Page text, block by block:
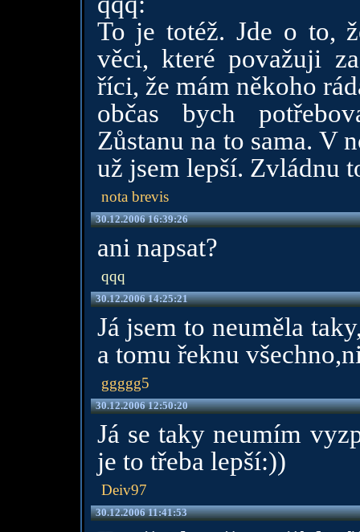
To je totéž. Jde o to,
věci, které považuji
říci, že mám někoho
občas bych
Zůstanu na to sama. V
už jsem lepší. Zvládnu
nota brevis
30.12.2006 16:39:26
ani napsat?
qqq
30.12.2006 14:25:21
Já jsem to neuměla
a tomu řeknu
ggggg5
30.12.2006 12:50:20
Já se taky neumím
je to třeba lepší:))
Deiv97
30.12.2006 11:41:53